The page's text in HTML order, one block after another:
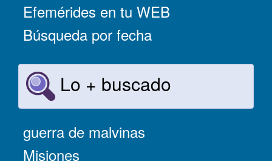
Efemérides en tu WEB
Búsqueda por fecha
Lo + buscado
guerra de malvinas
Misiones